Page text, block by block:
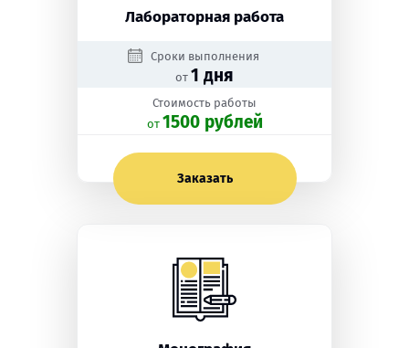
Лабораторная работа
Сроки выполнения
от 1 дня
Стоимость работы
oт 1500 рублей
Заказать